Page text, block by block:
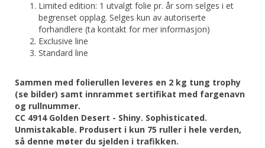
Limited edition: 1 utvalgt folie pr. år som selges i et
begrenset opplag. Selges kun av autoriserte
forhandlere (ta kontakt for mer informasjon)
Exclusive line
Standard line
Sammen med folierullen leveres en 2 kg tung trophy
(se bilder) samt innrammet sertifikat med fargenavn
og rullnummer.
CC 4914 Golden Desert - Shiny. Sophisticated.
Unmistakable. Produsert i kun 75 ruller i hele verden,
så denne møter du sjelden i trafikken.